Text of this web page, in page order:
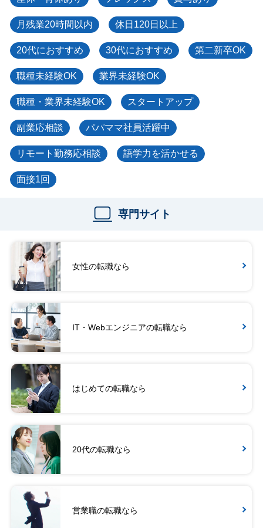
月残業20時間以内 休日120日以上
20代におすすめ 30代におすすめ 第二新卒OK
職種未経験OK 業界未経験OK
職種・業界未経験OK スタートアップ
副業応相談 パパママ社員活躍中
リモート勤務応相談 語学力を活かせる
面接1回
専門サイト
女性の転職なら
IT・Webエンジニアの転職なら
はじめての転職なら
20代の転職なら
営業職の転職なら